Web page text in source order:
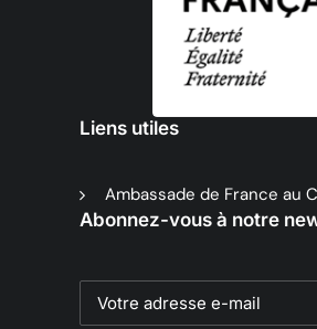
Liens utiles
Ambassade de France au
Abonnez-vous à notre